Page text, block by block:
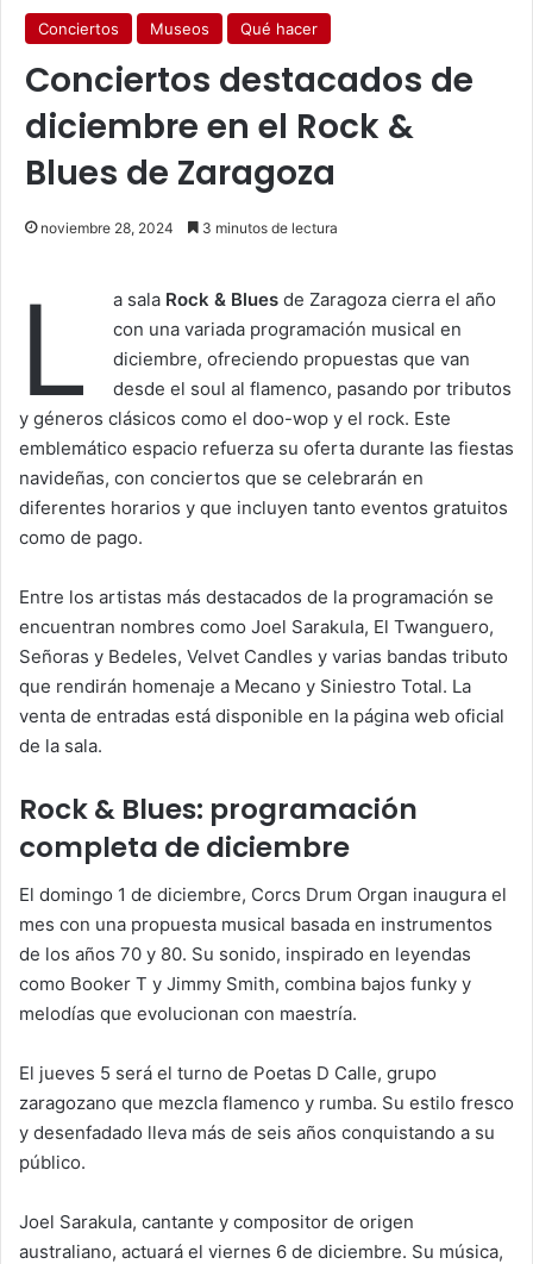
Conciertos Museos Qué hacer
Conciertos destacados de
diciembre en el Rock &
Blues de Zaragoza
noviembre 28, 2024 3 minutos de lectura
L a sala Rock & Blues de Zaragoza cierra el año
con una variada programación musical en
diciembre, ofreciendo propuestas que van
desde el soul al flamenco, pasando por tributos
y géneros clásicos como el doo-wop y el rock. Este
emblemático espacio refuerza su oferta durante las fiestas
navideñas, con conciertos que se celebrarán en
diferentes horarios y que incluyen tanto eventos gratuitos
como de pago.
Entre los artistas más destacados de la programación se
encuentran nombres como Joel Sarakula, El Twanguero,
Señoras y Bedeles, Velvet Candles y varias bandas tributo
que rendirán homenaje a Mecano y Siniestro Total. La
venta de entradas está disponible en la página web oficial
de la sala.
Rock & Blues: programación
completa de diciembre
El domingo 1 de diciembre, Corcs Drum Organ inaugura el
mes con una propuesta musical basada en instrumentos
de los años 70 y 80. Su sonido, inspirado en leyendas
como Booker T y Jimmy Smith, combina bajos funky y
melodías que evolucionan con maestría.
El jueves 5 será el turno de Poetas D Calle, grupo
zaragozano que mezcla flamenco y rumba. Su estilo fresco
y desenfadado lleva más de seis años conquistando a su
público.
Joel Sarakula, cantante y compositor de origen
australiano, actuará el viernes 6 de diciembre. Su música,